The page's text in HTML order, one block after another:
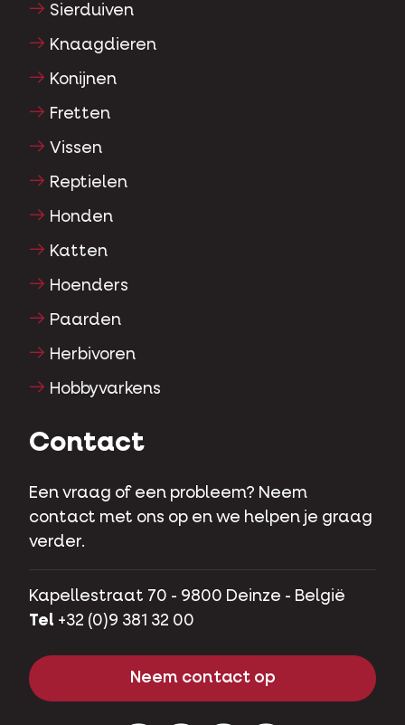
Sierduiven
Knaagdieren
Konijnen
Fretten
Vissen
Reptielen
Honden
Katten
Hoenders
Paarden
Herbivoren
Hobbyvarkens
Contact
Een vraag of een probleem? Neem
contact met ons op en we helpen je graag
verder.
Kapellestraat 70 - 9800 Deinze - België
Tel +32 (0)9 381 32 00
Neem contact op